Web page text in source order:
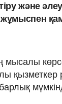
және
мысалы
қызметкер